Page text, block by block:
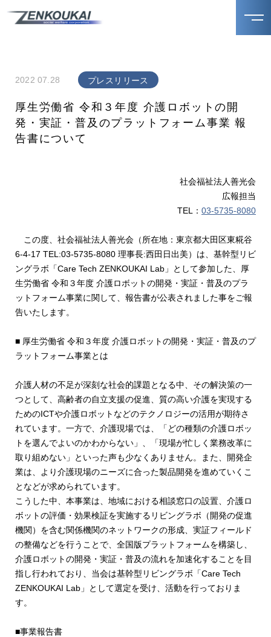
2022 07.28 プレスリリース
厚生労働省 令和３年度 介護ロボットの開
発・実証・普及のプラットフォーム事業 報
告書について
社会福祉法人善光会
広報担当
TEL： 03-5735-8080
この度、社会福祉法人善光会（所在地：東京都大田区東糀谷
6-4-17 TEL:03-5735-8080 理事長:西田日出美）は、基幹型リビ
ングラボ「Care Tech ZENKOUKAI Lab」として参加した、厚
生労働省 令和３年度 介護ロボットの開発・実証・普及のプラ
ットフォーム事業に関して、報告書が公表されました事をご報
告いたします。
■ 厚生労働省 令和３年度 介護ロボットの開発・実証・普及のプ
ラットフォーム事業とは
介護人材の不足が深刻な社会的課題となる中、その解決策の一
つとして、高齢者の自立支援の促進、質の高い介護を実現する
ためのICTや介護ロボットなどのテクノロジーの活用が期待さ
れています。一方で、介護現場では、「どの種類の介護ロボッ
トを選んでよいのかわからない」、「現場が忙しく業務改革に
取り組めない」といった声も少なくありません。また、開発企
業は、より介護現場のニーズに合った製品開発を進めていくこ
となどが求められています。
こうした中、本事業は、地域における相談窓口の設置、介護ロ
ボットの評価・効果検証を実施するリビングラボ（開発の促進
機関）を含む関係機関のネットワークの形成、実証フィールド
の整備などを行うことで、全国版プラットフォームを構築し、
介護ロボットの開発・実証・普及の流れを加速化することを目
指し行われており、当会は基幹型リビングラボ「Care Tech
ZENKOUKAI Lab」として選定を受け、活動を行っておりま
す。
■事業報告書